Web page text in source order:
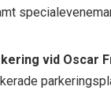
vid Oscar